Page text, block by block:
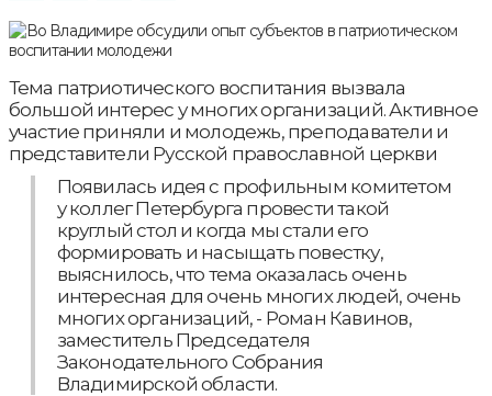
Тема патриотического воспитания вызвала
большой интерес у многих организаций. Активное
участие приняли и молодежь, преподаватели и
представители Русской православной церкви
Появилась идея с профильным комитетом
у коллег Петербурга провести такой
круглый стол и когда мы стали его
формировать и насыщать повестку,
выяснилось, что тема оказалась очень
интересная для очень многих людей, очень
многих организаций, - Роман Кавинов,
заместитель Председателя
Законодательного Собрания
Владимирской области.